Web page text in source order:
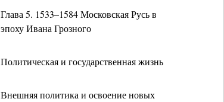
Глава 5. 1533–1584 Московская Русь в
эпоху Ивана Грозного
Политическая и государственная жизнь
Внешняя политика и освоение новых